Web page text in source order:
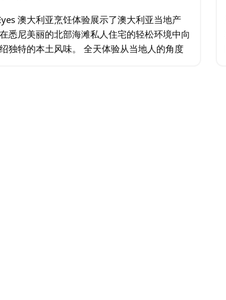
澳大利亚烹饪体验展示了澳大利亚当地产
悉尼美丽的北部海滩私人住宅的轻松环境中向
独特的本土风味。 全天体验从当地人的角度